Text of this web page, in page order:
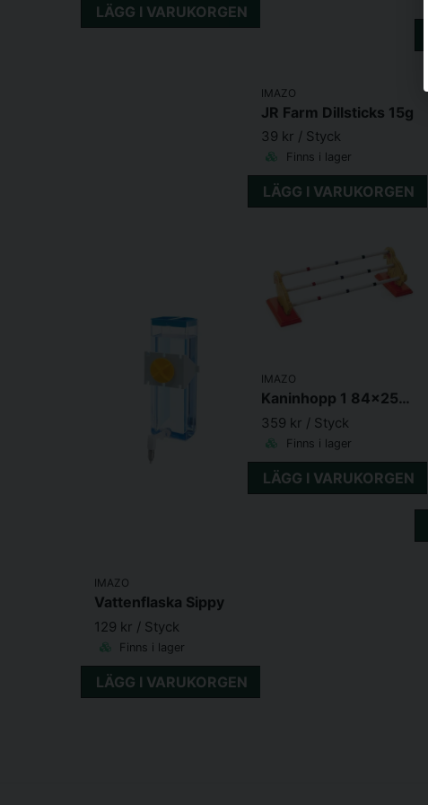
LÄGG I VARUKORGEN
IMAZO
JR Farm Dillsticks 15g
39 kr / Styck
Finns i lager
LÄGG I VARUKORGEN
IMAZO
Vattenflaska Sippy
129 kr / Styck
Finns i lager
LÄGG I VARUKORGEN
IMAZO
Kaninhopp 1 84x25x21cm
359 kr / Styck
Finns i lager
LÄGG I VARUKORGEN